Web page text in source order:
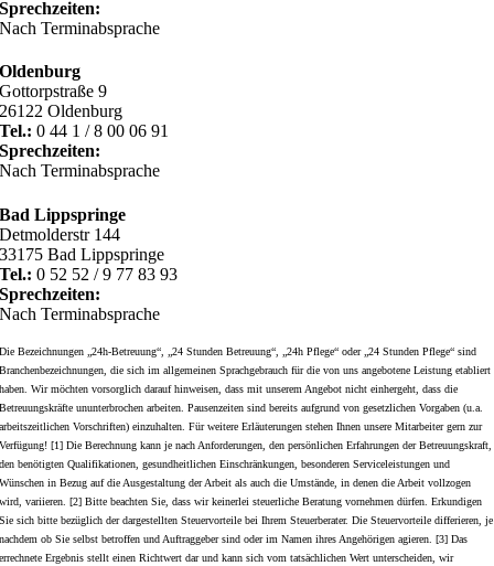
Sprechzeiten:
Nach Terminabsprache
Oldenburg
Gottorpstraße 9
26122 Oldenburg
Tel.: 0 44 1 / 8 00 06 91
Sprechzeiten:
Nach Terminabsprache
Bad Lippspringe
Detmolderstr 144
33175 Bad Lippspringe
Tel.: 0 52 52 / 9 77 83 93
Sprechzeiten:
Nach Terminabsprache
Die Bezeichnungen „24h-Betreuung“, „24 Stunden Betreuung“, „24h Pflege“ oder „24 Stunden Pflege“ sind
Branchenbezeichnungen, die sich im allgemeinen Sprachgebrauch für die von uns angebotene Leistung etabliert
haben. Wir möchten vorsorglich darauf hinweisen, dass mit unserem Angebot nicht einhergeht, dass die
Betreuungskräfte ununterbrochen arbeiten. Pausenzeiten sind bereits aufgrund von gesetzlichen Vorgaben (u.a.
arbeitszeitlichen Vorschriften) einzuhalten. Für weitere Erläuterungen stehen Ihnen unsere Mitarbeiter gern zur
Verfügung! [1] Die Berechnung kann je nach Anforderungen, den persönlichen Erfahrungen der Betreuungskraft,
den benötigten Qualifikationen, gesundheitlichen Einschränkungen, besonderen Serviceleistungen und
Wünschen in Bezug auf die Ausgestaltung der Arbeit als auch die Umstände, in denen die Arbeit vollzogen
wird, variieren. [2] Bitte beachten Sie, dass wir keinerlei steuerliche Beratung vornehmen dürfen. Erkundigen
Sie sich bitte bezüglich der dargestellten Steuervorteile bei Ihrem Steuerberater. Die Steuervorteile differieren, je
nachdem ob Sie selbst betroffen und Auftraggeber sind oder im Namen ihres Angehörigen agieren. [3] Das
errechnete Ergebnis stellt einen Richtwert dar und kann sich vom tatsächlichen Wert unterscheiden, wir